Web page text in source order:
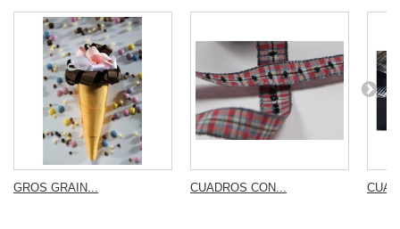
GROS GRAIN... CUADROS CON...